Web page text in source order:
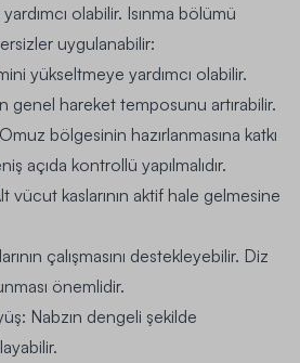
yardımcı olabilir. Isınma bölümü
uygulanabilir:
yükseltmeye yardımcı olabilir.
genel hareket temposunu artırabilir.
bölgesinin hazırlanmasına katkı
açıda kontrollü yapılmalıdır.
vücut kaslarının aktif hale gelmesine
çalışmasını destekleyebilir. Diz
önemlidir.
Nabzın dengeli şekilde